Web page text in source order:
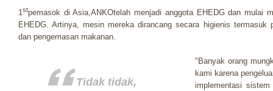
1stpemasok di Asia,ANKOtelah menjadi anggota EHEDG dan mulai
EHEDG. Artinya, mesin mereka dirancang secara higienis termasuk
dan pengemasan makanan.
Tidak tidak,
"Banyak orang
kami karena
implementasi